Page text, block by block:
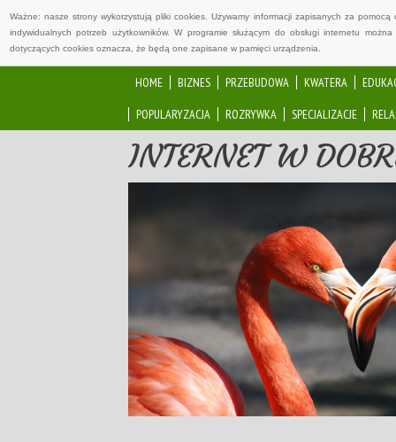
Ważne: nasze strony wykorzystują pliki cookies. Używamy informacji zapisanych za
indywidualnych potrzeb użytkowników. W programie służącym do obsługi internetu
dotyczących cookies oznacza, że będą one zapisane w pamięci urządzenia.
HOME BIZNES PRZEBUDOWA KWATERA
POPULARYZACJA
ROZRYWKA SPECJALIZACJE
INTERNET W